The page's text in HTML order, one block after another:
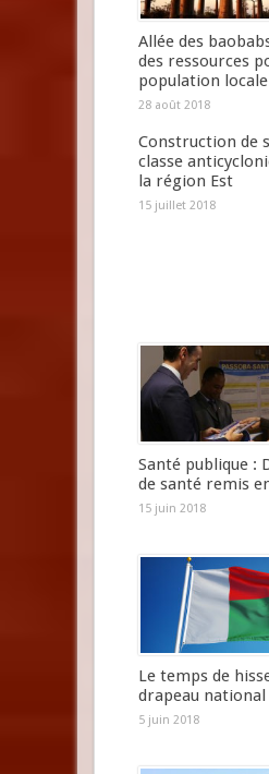
Allée des
des ressources
population locale
28 août 2018
Construction de
classe
la région Est
15 juillet 2018
Santé publique :
de santé remis
15 juin 2018
Le temps de
drapeau national
5 juin 2018